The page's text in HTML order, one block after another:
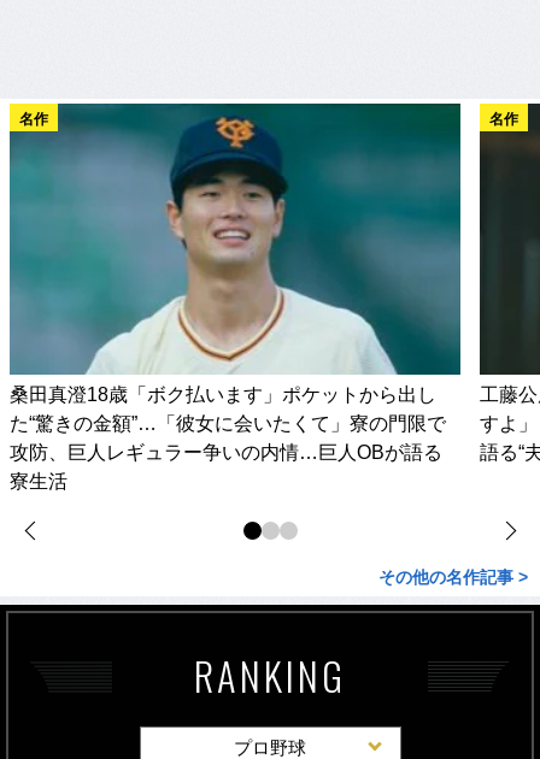
名作
桑田真澄18歳「ボク払います」ポケットから出し
た“驚きの金額”…「彼女に会いたくて」寮の門限で
攻防、巨人レギュラー争いの内情…巨人OBが語る
寮生活
名作
工藤
すよ
語る“
その他の名作記事 >
RANKING
プロ野球